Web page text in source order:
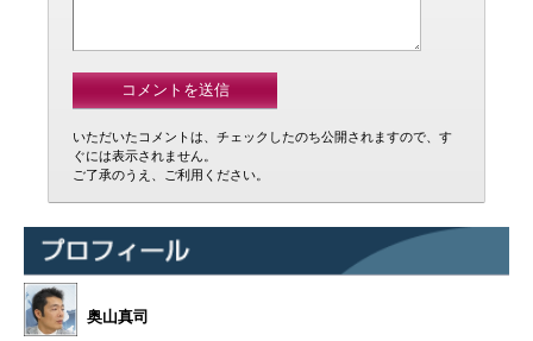
いただいたコメントは、チェックしたのち公開されますので、す
ぐには表示されません。
ご了承のうえ、ご利用ください。
奥山真司